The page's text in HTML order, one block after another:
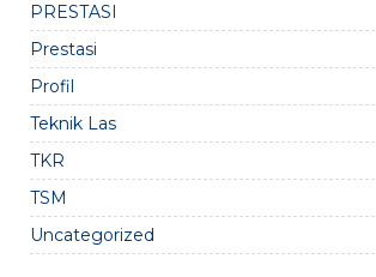
PRESTASI
Prestasi
Profil
Teknik Las
TKR
TSM
Uncategorized